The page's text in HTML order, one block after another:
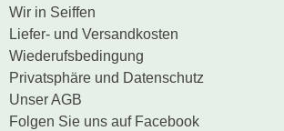
Wir in Seiffen
Liefer- und Versandkosten
Wiederufsbedingung
Privatsphäre und Datenschutz
Unser AGB
Folgen Sie uns auf Facebook